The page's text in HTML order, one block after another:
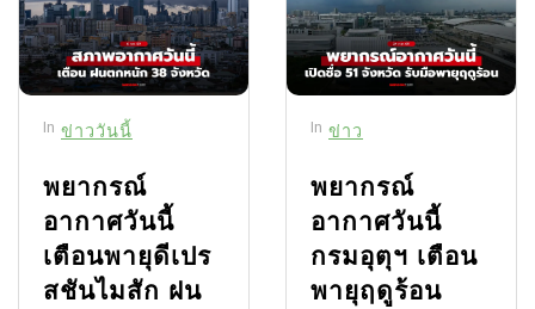
In ข่าววันนี้
พยากรณ์
อากาศวันนี้
เตือนพายุดีเปร
สชันไมสัก ฝน
In ข่าว
พยากรณ์
อากาศวันนี้
กรมอุตุฯ เตือน
พายุฤดูร้อน